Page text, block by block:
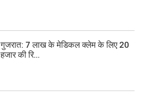
गुजरात: 7 लाख के मेडिकल क्लेम के लिए 20
हजार की रि...